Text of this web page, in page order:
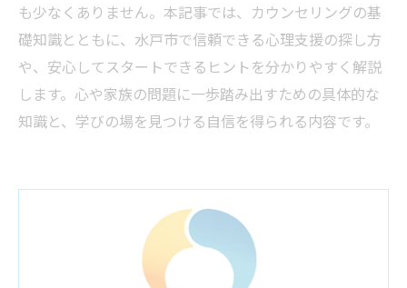
も少なくありません。本記事では、カウンセリングの基
礎知識とともに、水戸市で信頼できる心理支援の探し方
や、安心してスタートできるヒントを分かりやすく解説
します。心や家族の問題に一歩踏み出すための具体的な
知識と、学びの場を見つける自信を得られる内容です。